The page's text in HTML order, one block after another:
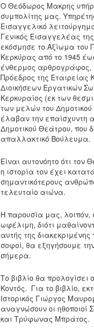
Ο Θεόδωρος Μακρης
συμπολίτης μας.
Εισαγγελικό
Γενικός Εισαγγελέας
εκόσμησε το Αξίωμα του
Κερκύρας από το 1945
ένθερμος αρθρογράφος,
Πρόεδρος της Εταιρείας
Διοικήσεων Εργατικών
Κερκυραίος (εκ των
των μελών του
έλαβαν την επαίσχυντη
Δημοτικού Θεάτρου, που
απαλλακτικό Βούλευμα.
Είναι αυτονόητο ότι
η ιστορία τον έχει
σημαντικότερους
τελευταίο αιώνα.
Η παρουσία μας, λοιπόν,
ωφέλιμη, διότι
αυτής της
σοφοί, θα εξηγήσουμε
σήμερα.
Το βιβλίο θα προλογίσει
Κοντός. Για το βιβλίο,
Ιστορικός Γιώργος
αναγνώσουν οι ηθοποιοί
και Τρύφωνας Μπράτος.